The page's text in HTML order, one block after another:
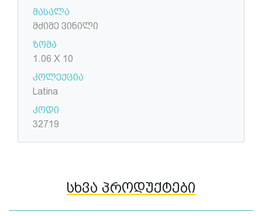
მასალა
მძიმე ვინილი
ზომა
1.06 X 10
კოლექცია
Latina
კოდი
32719
სხვა პროდუქტები